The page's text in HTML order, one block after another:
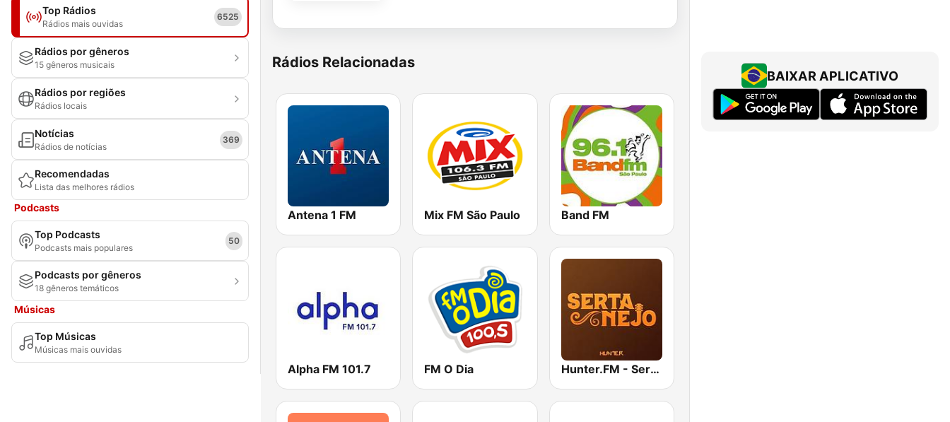
Top Rádios
Rádios mais ouvidas
6525
Rádios por gêneros
15 gêneros musicais
Rádios por regiões
Rádios locais
Notícias
Rádios de notícias
369
Recomendadas
Lista das melhores rádios
Podcasts
Top Podcasts
Podcasts mais populares
50
Podcasts por gêneros
18 gêneros temáticos
Músicas
Top Músicas
Músicas mais ouvidas
Rádios Relacionadas
Antena 1 FM Mix FM São Paulo Band FM
Alpha FM 101.7 FM O Dia Hunter.FM - Sertanejo
BAIXAR APLICATIVO